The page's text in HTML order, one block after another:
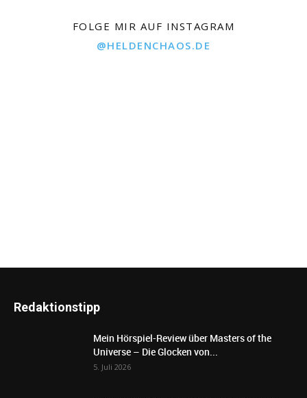
FOLGE MIR AUF INSTAGRAM
@HELDENCHAOS.DE
Redaktionstipp
Mein Hörspiel-Review über Masters of the
Universe – Die Glocken von...
5. Juli 2026